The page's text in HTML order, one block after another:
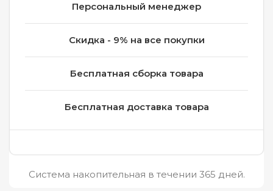
Персональный менеджер
Скидка - 9% на все покупки
Бесплатная сборка товара
Бесплатная доставка товара
Система накопительная в течении 365 дней.